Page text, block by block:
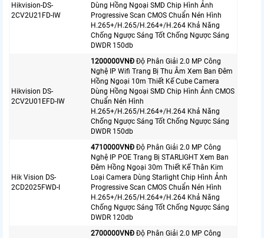
Hikvision-DS-
2CV2U21FD-IW
Dùng Hồng Ngoại SMD Chip Hình Ảnh
Progressive Scan CMOS Chuẩn Nén Hình
H.265+/H.265/H.264+/H.264 Khả Năng
Chống Ngược Sáng Tốt Chống Ngược Sáng
DWDR 150db
Hikvision DS-
2CV2U01EFD-IW
1200000VNÐ Độ Phân Giải 2.0 MP Công
Nghệ IP Wifi Trang Bị Thu Âm Xem Ban Đêm
Hồng Ngoại 10m Thiết Kế Cube Camera
Dùng Hồng Ngoại SMD Chip Hình Ảnh CMOS
Chuẩn Nén Hình
H.265+/H.265/H.264+/H.264 Khả Năng
Chống Ngược Sáng Tốt Chống Ngược Sáng
DWDR 150db
Hik Vision DS-
2CD2025FWD-I
4710000VNÐ Độ Phân Giải 2.0 MP Công
Nghệ IP POE Trang Bị STARLIGHT Xem Ban
Đêm Hồng Ngoại 30m Thiết Kế Thân Kim
Loại Camera Dùng Starlight Chip Hình Ảnh
Progressive Scan CMOS Chuẩn Nén Hình
H.265+/H.265/H.264+/H.264 Khả Năng
Chống Ngược Sáng Tốt Chống Ngược Sáng
DWDR 120db
2700000VNÐ Độ Phân Giải 2.0 MP Công